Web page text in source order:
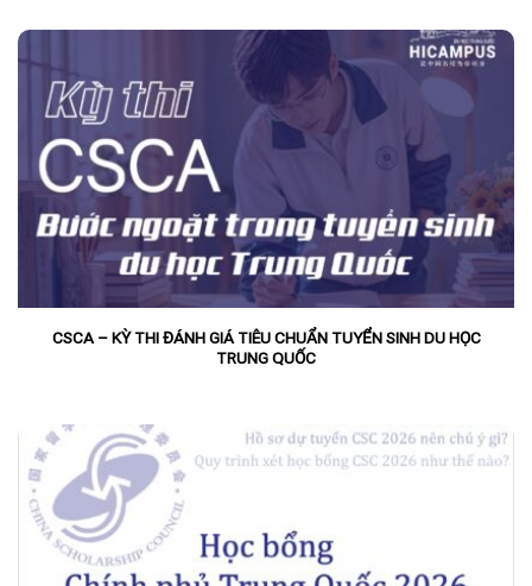
CSCA – KỲ THI ĐÁNH GIÁ TIÊU CHUẨN TUYỂN SINH DU HỌC
TRUNG QUỐC